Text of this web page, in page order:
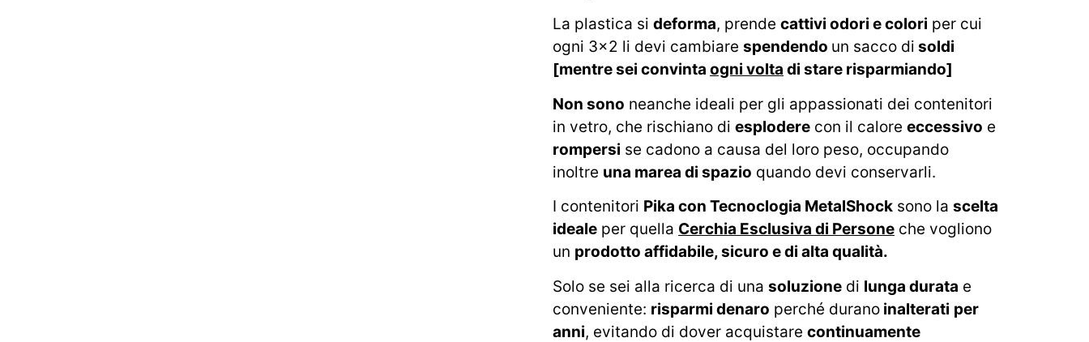
La plastica si deforma, prende cattivi odori e colori per cui
ogni 3×2 li devi cambiare spendendo un sacco di soldi
[mentre sei convinta ogni volta di stare risparmiando]
Non sono neanche ideali per gli appassionati dei contenitori
in vetro, che rischiano di esplodere con il calore eccessivo e
rompersi se cadono a causa del loro peso, occupando
inoltre una marea di spazio quando devi conservarli.
I contenitori Pika con Tecnoclogia MetalShock sono la scelta
ideale per quella Cerchia Esclusiva di Persone che vogliono
un prodotto affidabile, sicuro e di alta qualità.
Solo se sei alla ricerca di una soluzione di lunga durata e
conveniente: risparmi denaro perché durano inalterati per
anni, evitando di dover acquistare continuamente